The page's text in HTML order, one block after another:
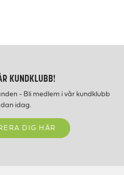
KUNDKLUBB!
- Bli medlem i vår kundklubb
idag.
DIG HÄR